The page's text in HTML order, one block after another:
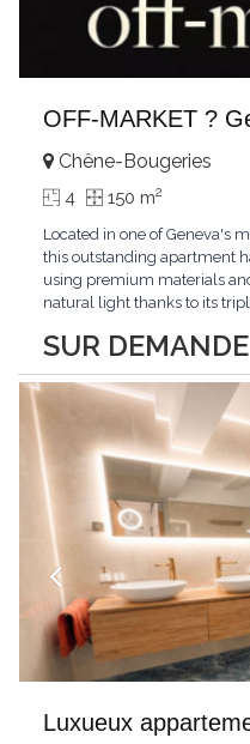
OFF-MARKET ?
SUR DEMANDE
Chêne-Bougeries
4 150 m2
Located in one of Geneva's
this outstanding apartment
using premium materials
natural light thanks to its
master suite, elegant
overlooking a peaceful and
Luxueux